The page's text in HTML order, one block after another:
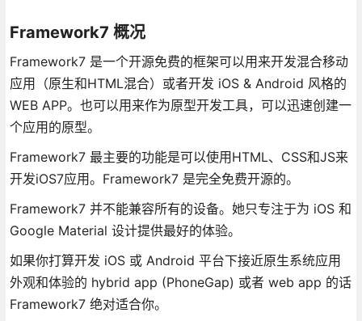
Framework7 概况
Framework7 是一个开源免费的框架可以用来开发混合移动
应用（原生和HTML混合）或者开发 iOS & Android 风格的
WEB APP。也可以用来作为原型开发工具，可以迅速创建一
个应用的原型。
Framework7 最主要的功能是可以使用HTML、CSS和JS来
开发iOS7应用。Framework7 是完全免费开源的。
Framework7 并不能兼容所有的设备。她只专注于为 iOS 和
Google Material 设计提供最好的体验。
如果你打算开发 iOS 或 Android 平台下接近原生系统应用
外观和体验的 hybrid app (PhoneGap) 或者 web app 的话
Framework7 绝对适合你。